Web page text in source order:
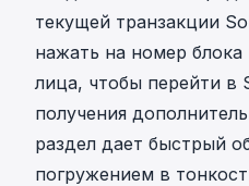
текущей транзакции
нажать на номер
лица, чтобы перейти в
получения
раздел дает быстрый
погружением в